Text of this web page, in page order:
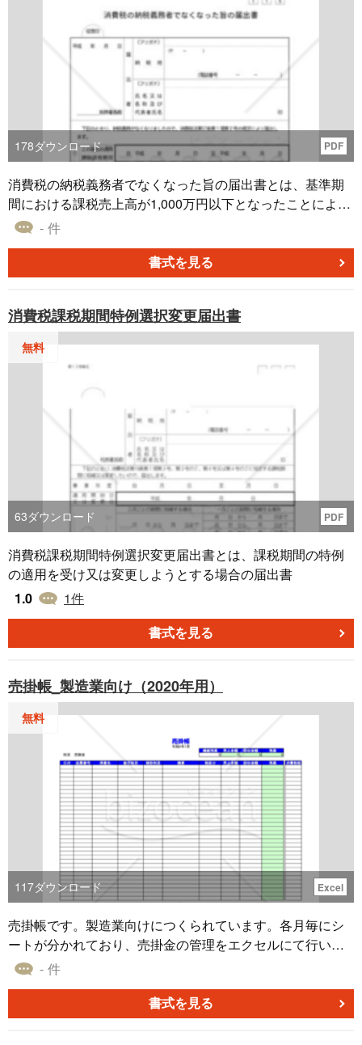
178ダウンロード PDF
消費税の納税義務者でなくなった旨の届出書とは、基準期
間における課税売上高が1,000万円以下となったことにより
免税事業者となる場合の届出書
- 件
書式を見る
消費税課税期間特例選択変更届出書
無料
63ダウンロード PDF
消費税課税期間特例選択変更届出書とは、課税期間の特例
の適用を受け又は変更しようとする場合の届出書
1.0
1件
書式を見る
売掛帳_製造業向け（2020年用）
無料
117ダウンロード Excel
売掛帳です。製造業向けにつくられています。各月毎にシ
ートが分かれており、売掛金の管理をエクセルにて行いま
す。売掛金のテンプレート書式はこちら。無料でダウンロ
- 件
書式を見る